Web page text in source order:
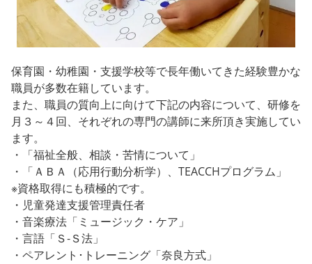
保育園・幼稚園・支援学校等で長年働いてきた経験豊かな
職員が多数在籍しています。
また、職員の質向上に向けて下記の内容について、研修を
月３～４回、それぞれの専門の講師に来所頂き実施してい
ます。
・「福祉全般、相談・苦情について」
・「ＡＢＡ（応用行動分析学）、TEACCHプログラム」
※資格取得にも積極的です。
・児童発達支援管理責任者
・音楽療法「ミュージック・ケア」
・言語「Ｓ‐Ｓ法」
・ペアレント･トレーニング「奈良方式」